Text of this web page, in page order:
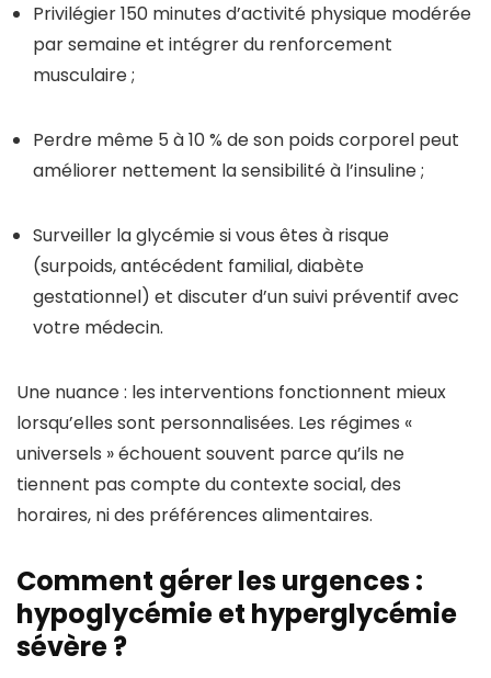
Privilégier 150 minutes d’activité physique modérée
par semaine et intégrer du renforcement
musculaire ;
Perdre même 5 à 10 % de son poids corporel peut
améliorer nettement la sensibilité à l’insuline ;
Surveiller la glycémie si vous êtes à risque
(surpoids, antécédent familial, diabète
gestationnel) et discuter d’un suivi préventif avec
votre médecin.
Une nuance : les interventions fonctionnent mieux
lorsqu’elles sont personnalisées. Les régimes «
universels » échouent souvent parce qu’ils ne
tiennent pas compte du contexte social, des
horaires, ni des préférences alimentaires.
Comment gérer les urgences :
hypoglycémie et hyperglycémie
sévère ?